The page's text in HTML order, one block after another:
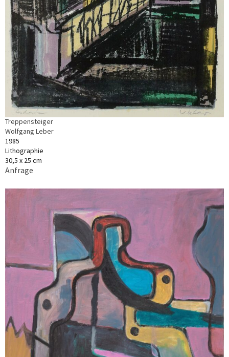
Treppensteiger
Wolfgang Leber
1985
Lithographie
30,5 x 25 cm
Anfrage